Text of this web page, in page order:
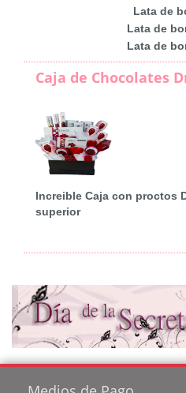
Lata de
Lata de
Lata de
Caja de Chocolates
Increible Caja con proctos
superior